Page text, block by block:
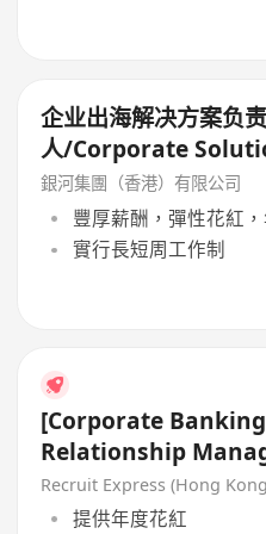
企业出海解决方案负责
人/Corporate
銀河集團（香港）有限公司
豐厚薪酬，彈性花紅
實行長短周工作制
[Corporate Banking
Relationship
Recruit Express (Hong
提供年度花紅